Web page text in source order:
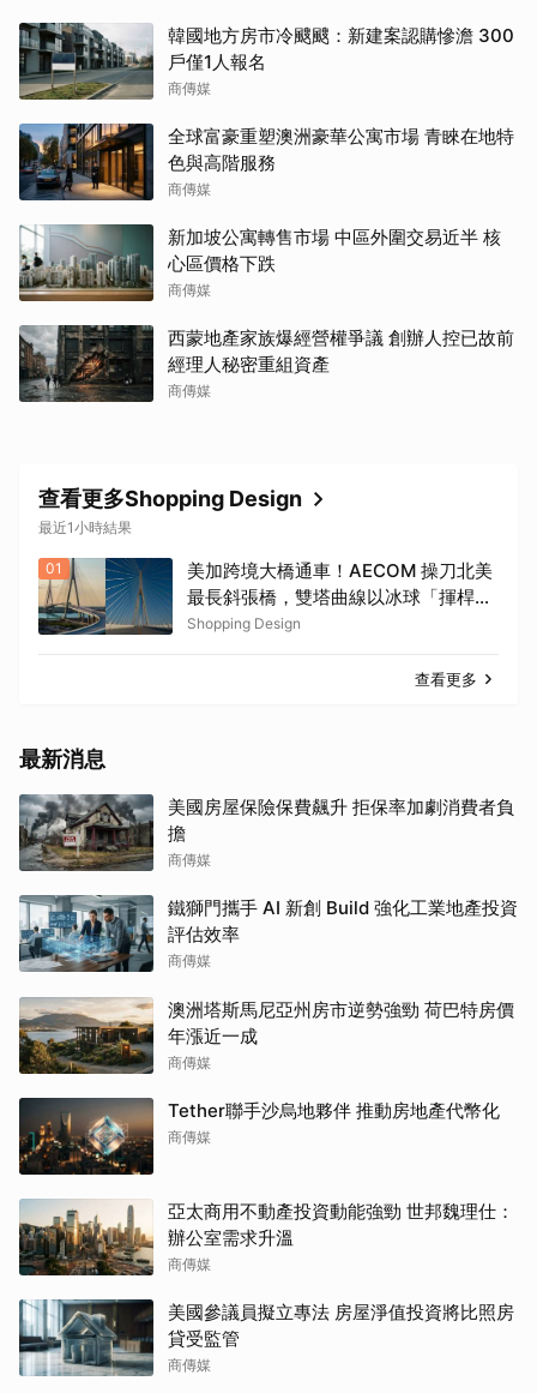
韓國地方房市冷颼颼：新建案認購慘澹 300
戶僅1人報名
商傳媒
全球富豪重塑澳洲豪華公寓市場 青睞在地特
色與高階服務
商傳媒
新加坡公寓轉售市場 中區外圍交易近半 核
心區價格下跌
商傳媒
西蒙地產家族爆經營權爭議 創辦人控已故前
經理人秘密重組資產
商傳媒
查看更多Shopping Design
最近1小時結果
01
美加跨境大橋通車！AECOM 操刀北美
最長斜張橋，雙塔曲線以冰球「揮桿弧
線」為靈感
Shopping Design
查看更多
最新消息
美國房屋保險保費飆升 拒保率加劇消費者負
擔
商傳媒
鐵獅門攜手 AI 新創 Build 強化工業地產投資
評估效率
商傳媒
澳洲塔斯馬尼亞州房市逆勢強勁 荷巴特房價
年漲近一成
商傳媒
Tether聯手沙烏地夥伴 推動房地產代幣化
商傳媒
亞太商用不動產投資動能強勁 世邦魏理仕：
辦公室需求升溫
商傳媒
美國參議員擬立專法 房屋淨值投資將比照房
貸受監管
商傳媒